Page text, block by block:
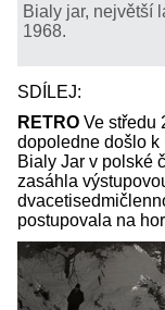
Bialy jar, největší
1968.
SDÍLEJ:
RETRO Ve středu
dopoledne došlo k
Bialy Jar v polské
zasáhla
postupovala na